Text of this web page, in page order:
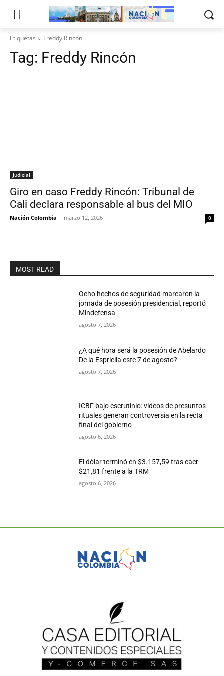
Etiquetas Freddy Rincón
Tag: Freddy Rincón
Judicial
Giro en caso Freddy Rincón: Tribunal de
Cali declara responsable al bus del MIO
Nación Colombia - marzo 12, 2026 0
MOST READ
Ocho hechos de seguridad marcaron la
jornada de posesión presidencial, reportó
Mindefensa
agosto 7, 2026
¿A qué hora será la posesión de Abelardo
De la Espriella este 7 de agosto?
agosto 7, 2026
ICBF bajo escrutinio: videos de presuntos
rituales generan controversia en la recta
final del gobierno
agosto 6, 2026
El dólar terminó en $3.157,59 tras caer
$21,81 frente a la TRM
agosto 6, 2026